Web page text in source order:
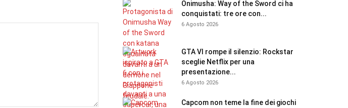
Onimusha: Way of the Sword ci ha
conquistati: tre ore con...
6 Agosto 2026
GTA VI rompe il silenzio: Rockstar
sceglie Netflix per una
presentazione...
6 Agosto 2026
Capcom non teme la fine dei giochi